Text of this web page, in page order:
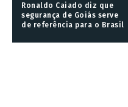
Ronaldo Caiado diz que
segurança de Goiás serve
de referência para o Brasil